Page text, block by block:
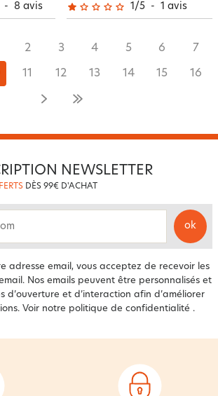
- 8 avis 1 /5 - 1 avis
2 3 4 5 6 7
11 12 13 14 15 16
NEWSLETTER
DÈS 99€ D'ACHAT
ok
adresse email, vous acceptez de recevoir les
Nos emails peuvent être personnalisés et
d’ouverture et d’interaction afin d’améliorer
Voir notre politique de confidentialité .